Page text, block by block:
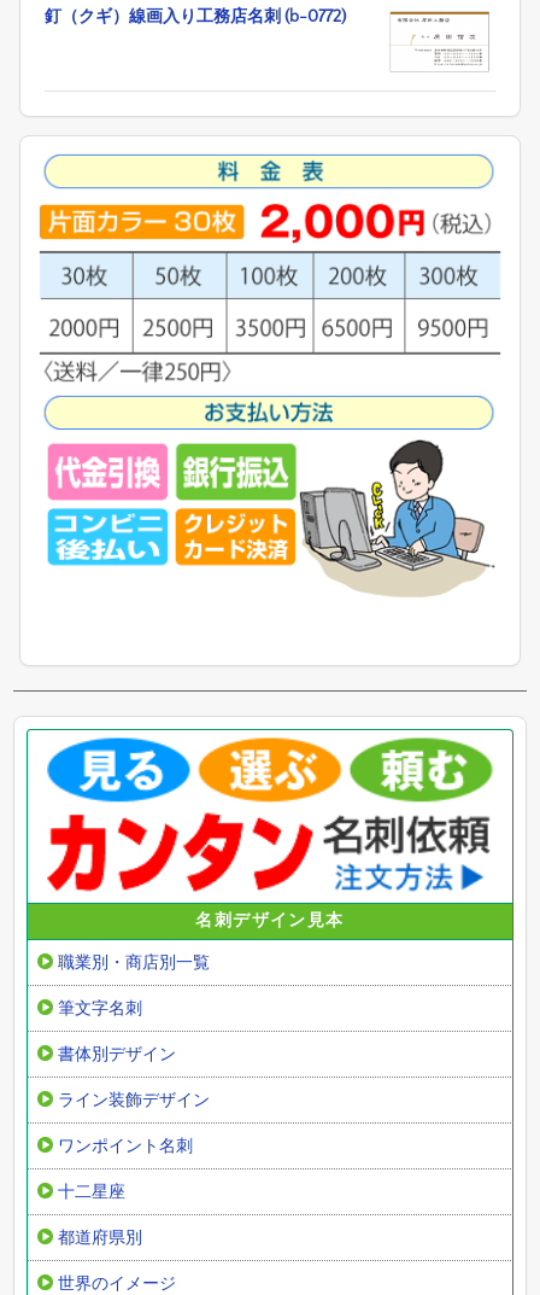
釘（クギ）線画入り工務店名刺 (b-0772)
名刺デザイン見本
職業別・商店別一覧
筆文字名刺
書体別デザイン
ライン装飾デザイン
ワンポイント名刺
十二星座
都道府県別
世界のイメージ